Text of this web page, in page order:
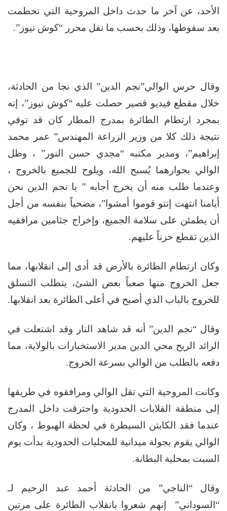
الأحد، عن آخر ما حدث داخل المروحية التي تحطمت
بعد سقوطها، وذلك بحسب ما نقل محرر “كوش نيوز”.
وقال حرس الوالي”نجم الدين” الذي نجا من الحادثة،
خلال مقطع فيديو قصير حصلت عليه “كوش نيوز”، إنه
بمجرد ارتطام الطائرة بمدرج المطار كان قد توفي
نتيجة ذلك كلا من وزير الزراعة المهندس” عمر محمد
إبراهيم”، ومدير مكتبه “مجدي حسن النور” ، وظل
الوالي بجوارهما يُسبح الله، ويلوح للجميع بالخروج ،
وعندما طلب منه أن يخرج أجابه ” يا نجم الدين نحن
أيامنا انتهت إنتو قوموا أمشوا”، مضحياً بنفسه من أجل
أن يطمئن على سلامة الجميع، وإخراج جثامين مرافقيه
الذين تقطع حزناً عليهم.
وكان ارتطام الطائرة بالأرض قد أدى إلى انقلابها، مما
جعل الخروج منها صعباً بعض الشئ، يتطلب التسلق
للخروج بالباب الذي أصبح في أعلى الطائرة بعد انقلابها.
وقال “نجم الدين” أنه قد شاهد النار وقد اشتعلت في
الرائد الريح محي الدين مدير الاستخبارات بالولاية، مما
دفعه بالطلب من الوالي بسرعة الخروج.
وكانت المروحية التي تقل الوالي ومرافقوه في طريقها
إلى منطقة القلابات الحدودية واحترقت داخل المدرج
عندما فقد الكابتن السيطرة في لحظة الهبوط ، وكان
الوالي يقوم بجولة ميدانية للمحليات الحدودية بدأت يوم
السبت بمحلية البطانة.
وقال “الناجي” من الحادثة أحمد عبد الرحيم لـ
“السوداني” إنهم شعروا بانقلاب الطائرة على مرتين